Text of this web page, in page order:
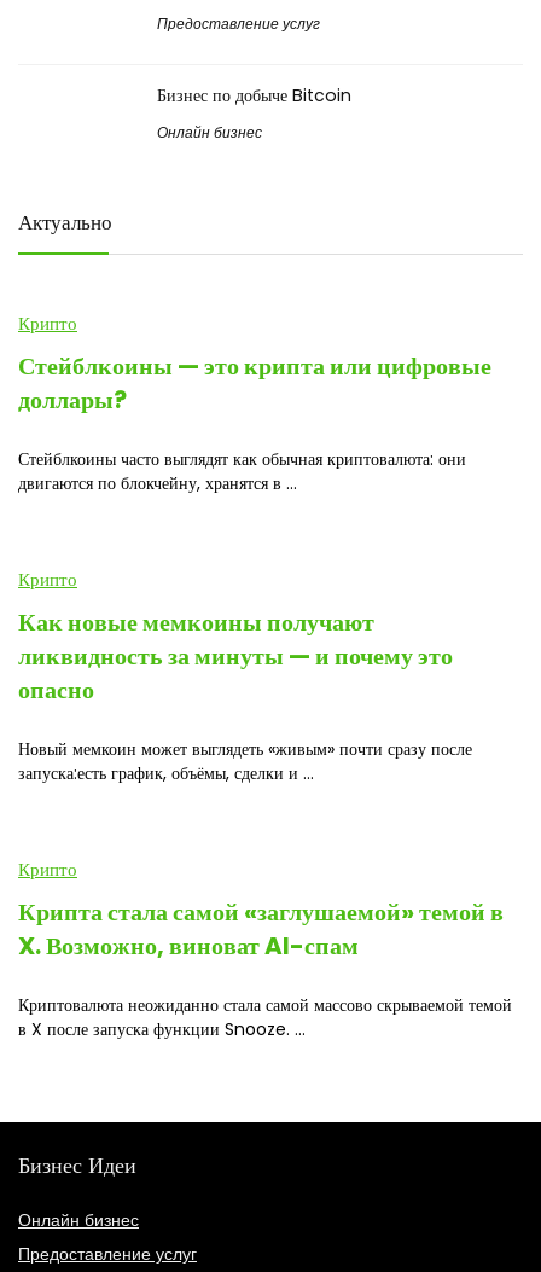
Предоставление услуг
Бизнес по добыче Bitcoin
Онлайн бизнес
Актуально
Крипто
Стейблкоины — это крипта или цифровые
доллары?
Стейблкоины часто выглядят как обычная криптовалюта: они
двигаются по блокчейну, хранятся в ...
Крипто
Как новые мемкоины получают
ликвидность за минуты — и почему это
опасно
Новый мемкоин может выглядеть «живым» почти сразу после
запуска:есть график, объёмы, сделки и ...
Крипто
Крипта стала самой «заглушаемой» темой в
X. Возможно, виноват AI-спам
Криптовалюта неожиданно стала самой массово скрываемой темой
в X после запуска функции Snooze. ...
Бизнес Идеи
Онлайн бизнес
Предоставление услуг